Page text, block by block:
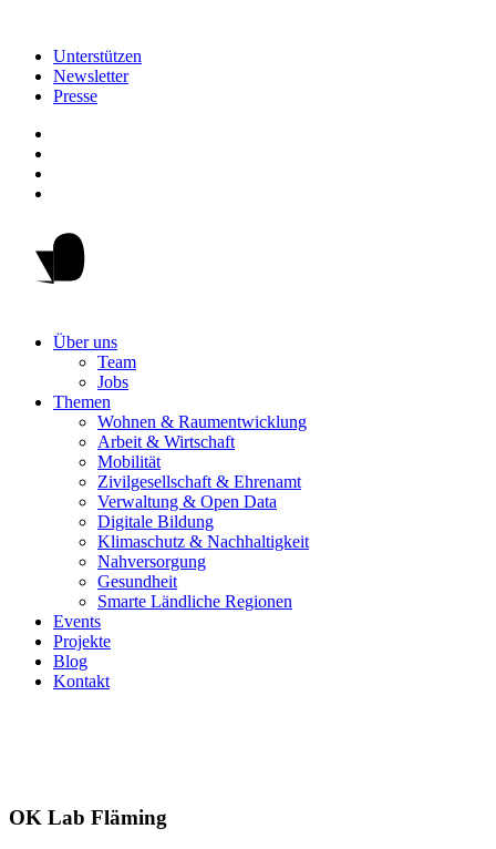
Unterstützen
Newsletter
Presse
Über uns
Team
Jobs
Themen
Wohnen & Raumentwicklung
Arbeit & Wirtschaft
Mobilität
Zivilgesellschaft & Ehrenamt
Verwaltung & Open Data
Digitale Bildung
Klimaschutz & Nachhaltigkeit
Nahversorgung
Gesundheit
Smarte Ländliche Regionen
Events
Projekte
Blog
Kontakt
OK Lab Fläming